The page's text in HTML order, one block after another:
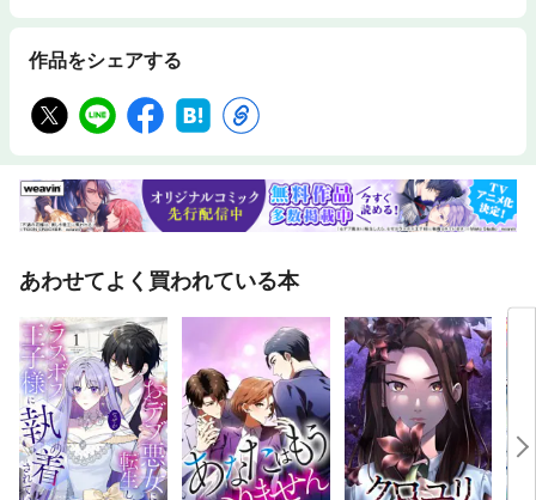
作品をシェアする
あわせてよく買われている本